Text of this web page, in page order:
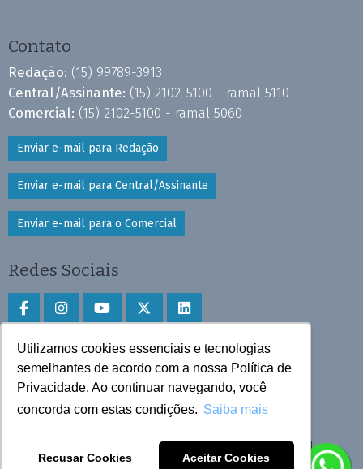
Utilizamos cookies essenciais e tecnologias
semelhantes de acordo com a nossa Política de
Privacidade. Ao continuar navegando, você
concorda com estas condições. Saiba mais
Recusar Cookies Aceitar Cookies
Contato
Redação: (15) 99789-3913
Central/Assinante: (15) 2102-5100 - ramal 5110
Comercial: (15) 2102-5100 - ramal 5060
Enviar e-mail para Redação
Enviar e-mail para Central/Assinante
Enviar e-mail para o Comercial
Redes Sociais
Faça download do aplicativo
Play Store e App Store
Todos os direitos reservados © 2025 Cruzeiro do Sul